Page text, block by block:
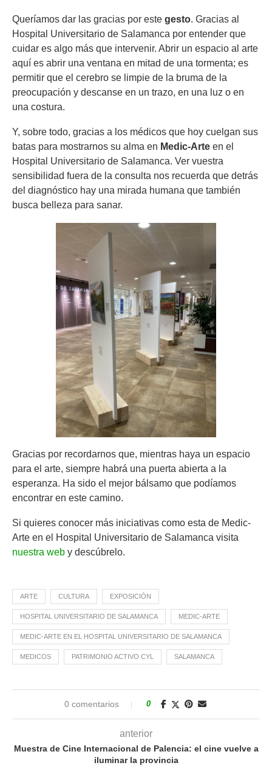
Queríamos dar las gracias por este gesto. Gracias al
Hospital Universitario de Salamanca por entender que
cuidar es algo más que intervenir. Abrir un espacio al arte
aquí es abrir una ventana en mitad de una tormenta; es
permitir que el cerebro se limpie de la bruma de la
preocupación y descanse en un trazo, en una luz o en
una costura.
Y, sobre todo, gracias a los médicos que hoy cuelgan sus
batas para mostrarnos su alma en Medic-Arte en el
Hospital Universitario de Salamanca. Ver vuestra
sensibilidad fuera de la consulta nos recuerda que detrás
del diagnóstico hay una mirada humana que también
busca belleza para sanar.
Gracias por recordarnos que, mientras haya un espacio
para el arte, siempre habrá una puerta abierta a la
esperanza. Ha sido el mejor bálsamo que podíamos
encontrar en este camino.
Si quieres conocer más iniciativas como esta de Medic-
Arte en el Hospital Universitario de Salamanca visita
nuestra web y descúbrelo.
ARTE CULTURA EXPOSICIÓN
HOSPITAL UNIVERSITARIO DE SALAMANCA MEDIC-ARTE
MEDIC-ARTE EN EL HOSPITAL UNIVERSITARIO DE SALAMANCA
MEDICOS PATRIMONIO ACTIVO CYL SALAMANCA
0 comentarios 0
anterior
Muestra de Cine Internacional de Palencia: el cine vuelve a
iluminar la provincia